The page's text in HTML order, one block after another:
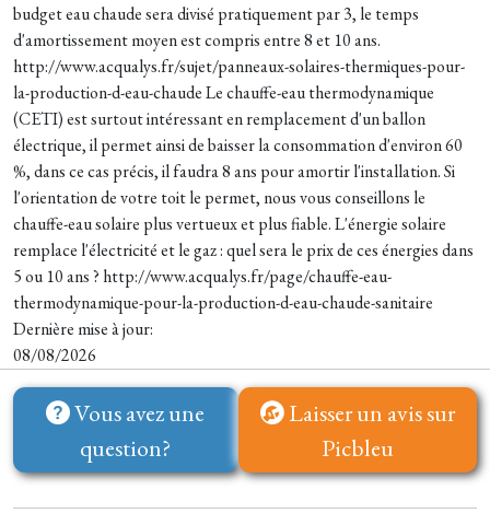
budget eau chaude sera divisé pratiquement par 3, le temps
d'amortissement moyen est compris entre 8 et 10 ans.
http://www.acqualys.fr/sujet/panneaux-solaires-thermiques-pour-
la-production-d-eau-chaude Le chauffe-eau thermodynamique
(CETI) est surtout intéressant en remplacement d'un ballon
électrique, il permet ainsi de baisser la consommation d'environ 60
%, dans ce cas précis, il faudra 8 ans pour amortir l'installation. Si
l'orientation de votre toit le permet, nous vous conseillons le
chauffe-eau solaire plus vertueux et plus fiable. L'énergie solaire
remplace l'électricité et le gaz : quel sera le prix de ces énergies dans
5 ou 10 ans ? http://www.acqualys.fr/page/chauffe-eau-
thermodynamique-pour-la-production-d-eau-chaude-sanitaire
Dernière mise à jour:
08/08/2026
Vous avez une
question?
Laisser un avis sur
Picbleu